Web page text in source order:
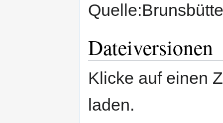
Dateiversionen
Klicke auf einen
laden.